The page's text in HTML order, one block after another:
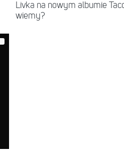
Livka na nowym albumie
wiemy?